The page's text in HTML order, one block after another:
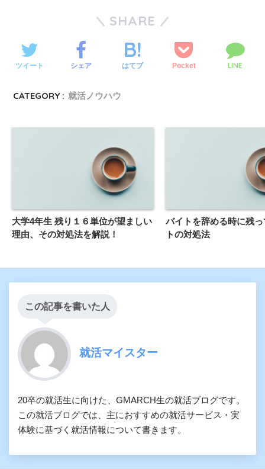
SHARE
ツイート シェア はてブ Pocket LINE
CATEGORY : 就活ノウハウ
大学4年生 残り１６単位が望ましい
理由、その対処法を解説！
バイトを辞める時に残
トの対処法
この記事を書いた人
就活マイスター
20卒の就活生に向けた、GMARCH生の就活ブログです。
この就活ブログでは、主におすすめの就活サービス・実
体験に基づく就活情報について書きます。